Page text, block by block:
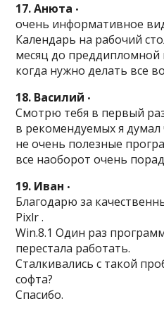
17. Анюта •
очень информативное
Календарь на рабочий
месяц до преддипломной
когда нужно делать все
18. Василий •
Смотрю тебя в первый
в рекомендуемых я думал
не очень полезные
все наоборот очень
19. Иван •
Благодарю за
Pixlr .
Win.8.1 Один раз
перестала работать.
Сталкивались с такой
софта?
Спасибо.